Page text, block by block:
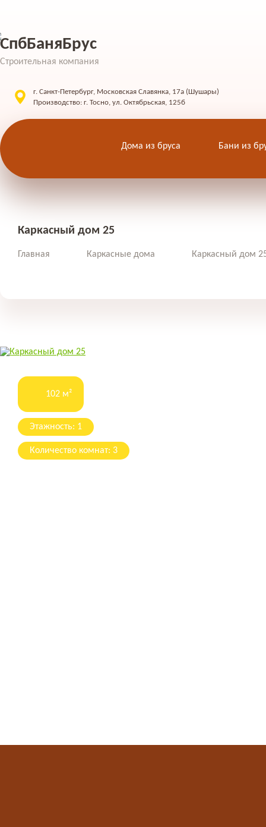
СпбБаняБрус
Строительная компания
г. Санкт-Петербург, Московская Славянка, 17а (Шушары)
Производство: г. Тосно, ул. Октябрьская, 125б
Дома из бруса Бани из
Каркасный дом 25
Главная Каркасные дома Каркасный дом
102 м²
Этажность: 1
Количество комнат: 3